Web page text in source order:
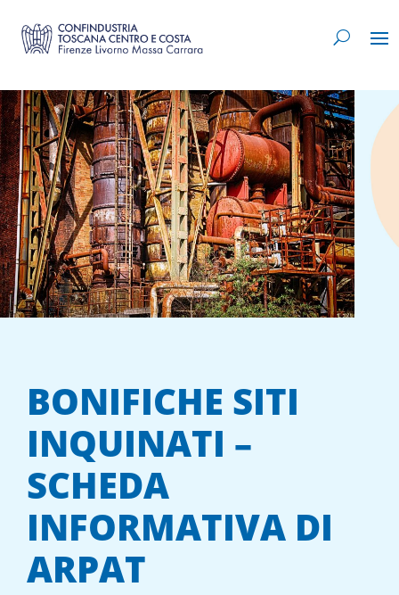
BONIFICHE SITI
INQUINATI –
SCHEDA
INFORMATIVA DI
ARPAT